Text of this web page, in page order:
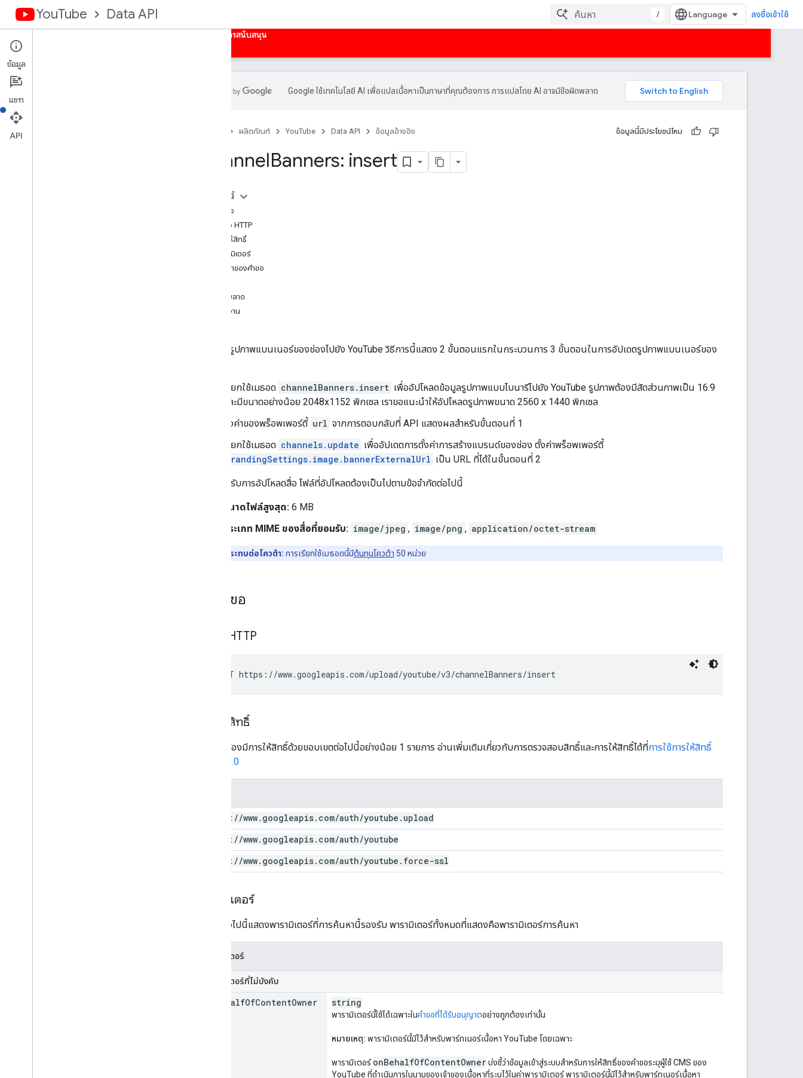
YouTube Data API / ลงชื่อเข้าใช้
การสนับสนุน
ภาพรวม
กิจกรรม
Google ใช้เทคโนโลยี AI เพื่อแปลเนื้อหาเป็นภาษาที่คุณต้องการ การแปลโดย AI อาจมีข้อผิดพลาด
ผลิตภัณฑ์ YouTube Data API ข้อมูลอ้างอิง ข้อมูลนี้มีประโยชน์ไหม
ChannelBanners: insert
ในหน้านี้
ส่งคำขอ
คำขอ HTTP
การให้สิทธิ์
พารามิเตอร์
เนื้อหาของคำขอ
ข้อผิดพลาด
ลองใช้งาน
อัปโหลดรูปภาพแบนเนอร์ของช่องไปยัง YouTube วิธีการนี้แสดง 2 ขั้นตอนแรกในกระบวนการ 3 ขั้นตอนในการอัปเดตรูปภาพแบนเนอร์ของ
เรียกใช้เมธอด channelBanners.insert เพื่ออัปโหลดข้อมูลรูปภาพแบบไบนารีไปยัง YouTube รูปภาพต้องมีสัดส่วนภาพเป็น 16:9
และมีขนาดอย่างน้อย 2048x1152 พิกเซล เราขอแนะนำให้อัปโหลดรูปภาพขนาด 2560 x 1440 พิกเซล
ดึงค่าของพร็อพเพอร์ตี้ url จากการตอบกลับที่ API แสดงผลสำหรับขั้นตอนที่ 1
เรียกใช้เมธอด channels.update เพื่ออัปเดตการตั้งค่าการสร้างแบรนด์ของช่อง ตั้งค่าพร็อพเพอร์ตี้
brandingSettings.image.bannerExternalUrl เป็น URL ที่ได้ในขั้นตอนที่ 2
วิธีนี้รองรับการอัปโหลดสื่อ ไฟล์ที่อัปโหลดต้องเป็นไปตามข้อจำกัดต่อไปนี้
ขนาดไฟล์สูงสุด: 6 MB
ประเภท MIME ของสื่อที่ยอมรับ: image/jpeg , image/png , application/octet-stream
ผลกระทบต่อโควต้า: การเรียกใช้เมธอดนี้มีต้นทุนโควต้า 50 หน่วย
ส่งคำขอ
คำขอ HTTP
POST https://www.googleapis.com/upload/youtube/v3/channelBanners/insert
การให้สิทธิ์
คำขอนี้ต้องมีการให้สิทธิ์ด้วยขอบเขตต่อไปนี้อย่างน้อย 1 รายการ อ่านเพิ่มเติมเกี่ยวกับการตรวจสอบสิทธิ์และการให้สิทธิ์ได้ที่การใช้การให้สิทธิ์
OAuth 2.0
https: //www. googleapis. com/auth/youtube . upload
https: //www. googleapis. com/auth/youtube
https: //www. googleapis. com/auth/youtube . force-ssl
พารามิเตอร์
ตารางต่อไปนี้แสดงพารามิเตอร์ที่การค้นหานี้รองรับ พารามิเตอร์ทั้งหมดที่แสดงคือพารามิเตอร์การค้นหา
พารามิเตอร์
พารามิเตอร์ที่ไม่บังคับ
BehalfOfContentOwner string
พารามิเตอร์นี้ใช้ได้เฉพาะในคำขอที่ได้รับอนุญาตอย่างถูกต้องเท่านั้น
หมายเหตุ: พารามิเตอร์นี้มีไว้สำหรับพาร์ทเนอร์เนื้อหา YouTube โดยเฉพาะ
พารามิเตอร์onBehalfOfContentOwnerบ่งชี้ว่าข้อมูลเข้าสู่ระบบสำหรับการให้สิทธิ์ของคำขอระบุผู้ใช้ CMS ของ
YouTube ที่ดําเนินการในนามของเจ้าของเนื้อหาที่ระบุไว้ในค่าพารามิเตอร์ พารามิเตอร์นี้มีไว้สำหรับพาร์ทเนอร์เนื้อหา
ข้อมูล
แชท
API